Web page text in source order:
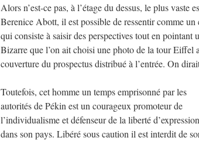
Alors n’est-ce pas, à l’étage du dessus, le plus vaste
Berenice Abott, il est possible de ressentir comme
qui consiste à saisir des perspectives tout en pointant
Bizarre que l’on ait choisi une photo de la tour Eiffel
couverture du prospectus distribué à l’entrée. On
Toutefois, cet homme un temps emprisonné par les
autorités de Pékin est un courageux promoteur de
l’individualisme et défenseur de la liberté d’expression
dans son pays. Libéré sous caution il est interdit de